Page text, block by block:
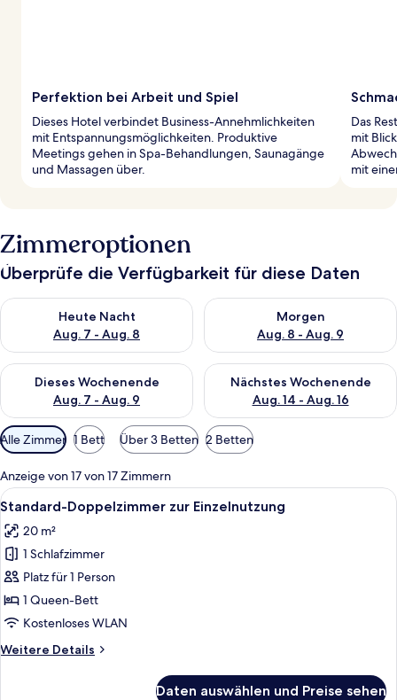
Perfektion bei Arbeit und Spiel
Dieses Hotel verbindet Business-Annehmlichkeiten
mit Entspannungsmöglichkeiten. Produktive
Meetings gehen in Spa-Behandlungen, Saunagänge
und Massagen über.
Das
mit
mit
Zimmeroptionen
Überprüfe die Verfügbarkeit für diese Daten
Heute Nacht
Aug. 7 - Aug. 8
Überprüfe die Verfügbarkeit für heute Nacht, Aug. 7 - Aug. 8.
Morgen
Aug. 8 - Aug. 9
Überprüfe die Verfügbarkeit
Dieses Wochenende
Aug. 7 - Aug. 9
Überprüfe die Verfügbarkeit für dieses Wochenende, Aug. 7
Nächstes Wochenende
Aug. 14 - Aug. 16
Überprüfe die Verfügbarkeit
Verfügbare
Filter
für
Zimmer
Alle Zimmer 1 Bett Über 3 Betten 2 Betten
Anzeige von 17 von 17 Zimmern
Alle
Fotos
für
Standard-
Doppelzimmer
zur
Einzelnutzung
Ein Hotelzimmer mit Doppelbett,
4
Standard-Doppelzimmer zur Einzelnutzung
20 m²
1 Schlafzimmer
Platz für 1 Person
1 Queen-Bett
Kostenloses WLAN
Weitere Details
Weitere
Daten auswählen und Preise sehen